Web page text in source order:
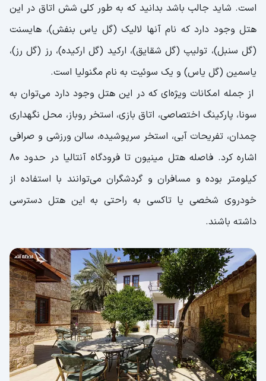
است. شاید جالب باشد بدانید که به طور کلی شش اتاق در این
هتل وجود دارد که نام آنها لالیک (گل یاس بنفش)، هایسنت
(گل سنبل)، تولیپ (گل شقایق)، ارکید (گل ارکیده)، رز (گل رز)،
یاسمین (گل یاس) و یک سوئیت به نام مگنولیا است.
از جمله امکانات ویژه‌ای که در این هتل وجود دارد می‌توان به
سونا، پارکینگ اختصاصی، اتاق بازی، استخر روباز، محل نگهداری
چمدان، تفریحات آبی، استخر سرپوشیده، سالن ورزشی و صرافی
اشاره کرد. فاصله هتل مینیون تا فرودگاه آنتالیا در حدود ۸۰
کیلومتر بوده و مسافران و گردشگران می‌توانند با استفاده از
خودروی شخصی یا تاکسی به راحتی به این هتل دسترسی
داشته باشند.